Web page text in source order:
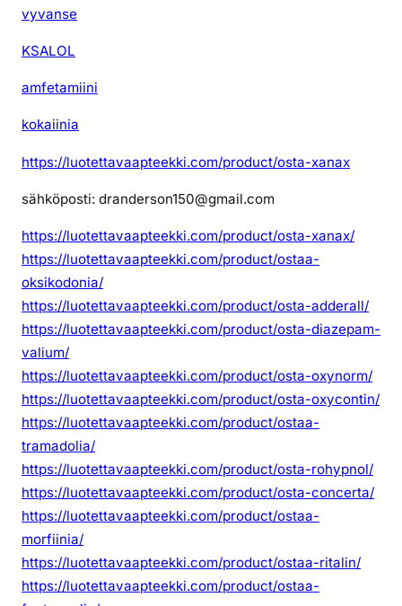
vyvanse
KSALOL
amfetamiini
kokaiinia
https://luotettavaapteekki.com/product/osta-xanax
sähköposti: dranderson150@gmail.com
https://luotettavaapteekki.com/product/osta-xanax/
https://luotettavaapteekki.com/product/ostaa-
oksikodonia/
https://luotettavaapteekki.com/product/osta-adderall/
https://luotettavaapteekki.com/product/osta-diazepam-
valium/
https://luotettavaapteekki.com/product/osta-oxynorm/
https://luotettavaapteekki.com/product/osta-oxycontin/
https://luotettavaapteekki.com/product/ostaa-
tramadolia/
https://luotettavaapteekki.com/product/osta-rohypnol/
https://luotettavaapteekki.com/product/osta-concerta/
https://luotettavaapteekki.com/product/ostaa-
morfiinia/
https://luotettavaapteekki.com/product/ostaa-ritalin/
https://luotettavaapteekki.com/product/ostaa-